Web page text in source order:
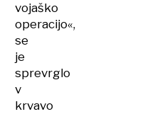
vojaško
operacijo«,
se
je
sprevrglo
v
krvavo